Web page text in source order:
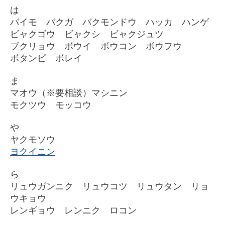
は
バイモ バクガ バクモンドウ ハッカ ハンゲ
ビャクゴウ ビャクシ ビャクジュツ
ブクリョウ ボウイ ボウコン ボウフウ
ボタンピ ボレイ
ま
マオウ（※要相談） マシニン
モクツウ モッコウ
や
ヤクモソウ
ヨクイニン
ら
リュウガンニク リュウコツ リュウタン リョ
ウキョウ
レンギョウ レンニク ロコン